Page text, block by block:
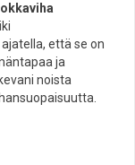
että se on
ja
noista